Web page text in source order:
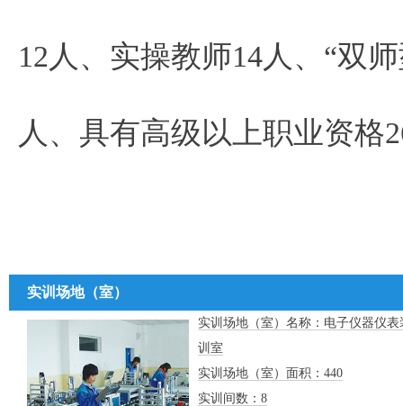
12人、实操教师14人、“双
人、具有高级以上职业资格
实训场地（室）
实训场地（室）名称：电子仪器仪表
训室
实训场地（室）面积：440
实训间数：8